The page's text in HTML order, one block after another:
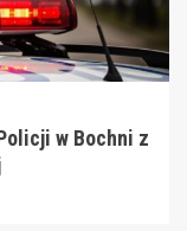
w Bochni z